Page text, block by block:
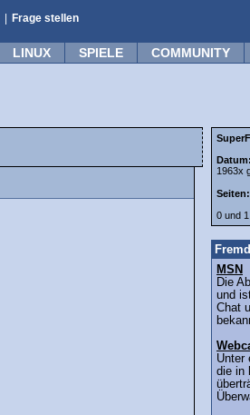
Frage stellen
LINUX SPIELE COMMUNITY
Datum:
1963x
Seiten:
0 und
MSN
Die
und
Chat
Unter
die in